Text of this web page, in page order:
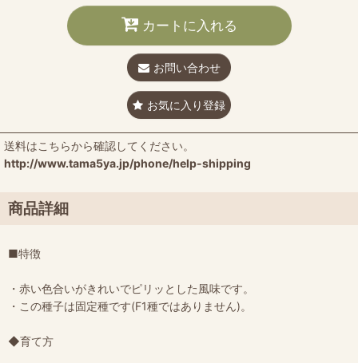
カートに入れる
お問い合わせ
お気に入り登録
送料はこちらから確認してください。
http://www.tama5ya.jp/phone/help-shipping
商品詳細
■特徴
・赤い色合いがきれいでピリッとした風味です。
・この種子は固定種です(F1種ではありません)。
◆育て方